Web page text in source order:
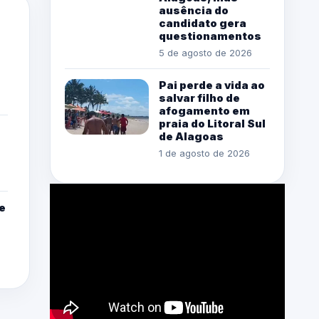
ausência do
candidato gera
questionamentos
5 de agosto de 2026
Pai perde a vida ao
salvar filho de
afogamento em
praia do Litoral Sul
de Alagoas
1 de agosto de 2026